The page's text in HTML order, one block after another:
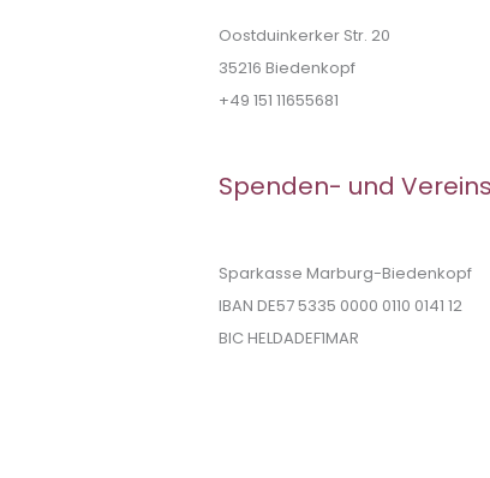
Oostduinkerker Str. 20
35216 Biedenkopf
+49 151 11655681
Spenden- und
Sparkasse Marburg-Biedenkopf
IBAN DE57 5335 0000 0110 0141 12
BIC HELDADEF1MAR